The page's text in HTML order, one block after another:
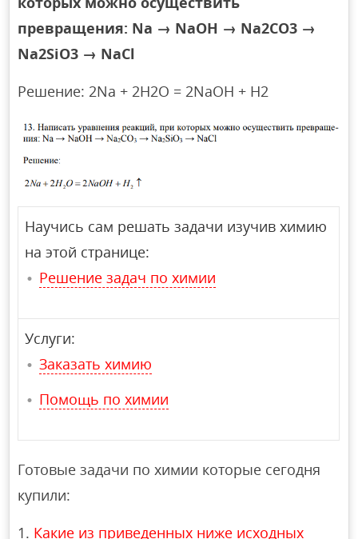
превращения: Na → NaOH → Na2CO3 →
Na2SiO3 → NaCl
Решение: 2Na + 2H2O = 2NaOH + H2
Научись сам решать задачи изучив химию
на этой странице:
Решение задач по химии
Услуги:
Заказать химию
Помощь по химии
Готовые задачи по химии которые сегодня
купили:
Какие из приведенных ниже исходных